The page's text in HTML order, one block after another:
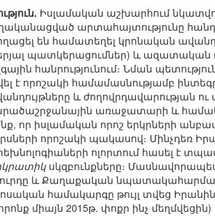
Իսլամական աշխարհում
արտահայտությունը
են համատեղել կրոնական
պատկերացումներ) և ազատական
հանրությունում։ Նման
է որոշակի համամասնությամբ
և ժողովրդավարության
առաջատարի և
որ իսլամական որոշ երկրների
որոշակի պակասով։ Մինչդեռ
ոլորտում հասել է
սկզբունքները։
և Քաղաքական
համակարգը թույլ տվեց
միայն 2015թ. փոքր ինչ